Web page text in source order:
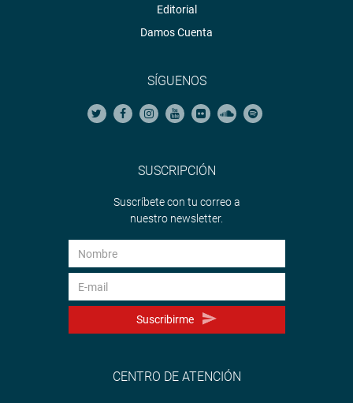
Editorial
Damos Cuenta
SÍGUENOS
SUSCRIPCIÓN
Suscríbete con tu correo a
nuestro newsletter.
Suscribirme
CENTRO DE ATENCIÓN